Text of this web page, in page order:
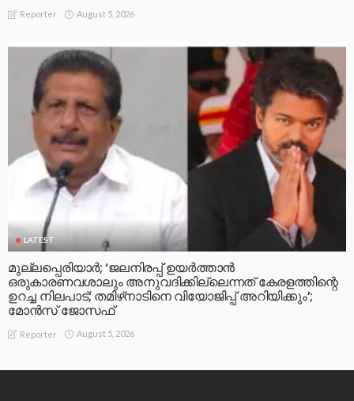
Reporter August 5, 2026
LATEST
മുല്ലപ്പെരിയാര്‍; ‘ജലനിരപ്പ് ഉയര്‍ത്താന്‍
ഒരുകാരണവശാലും അനുവദിക്കില്ലെന്നത് കേരളത്തിന്റെ
ഉറച്ച നിലപാട്; തമിഴ്‌നാടിനെ വിയോജിപ്പ് അറിയിക്കും’;
മോന്‍സ് ജോസഫ്
Reporter August 5, 2026